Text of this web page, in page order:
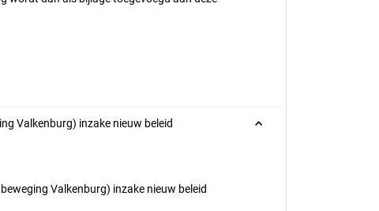
Valkenburg) inzake nieuw beleid
Valkenburg) inzake nieuw beleid